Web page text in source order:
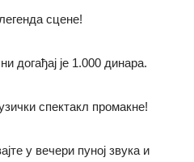
сцене!
догађај је 1.000 динара.
спектакл промакне!
у вечери пуној звука и